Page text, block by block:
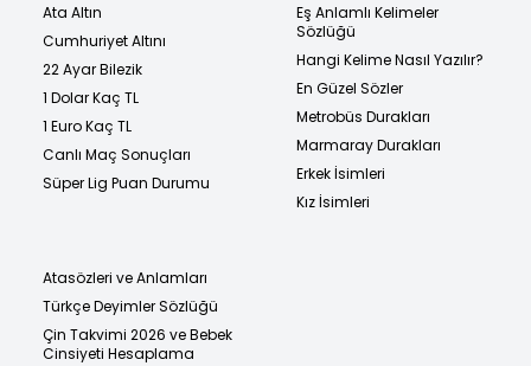
Ata Altın
Cumhuriyet Altını
22 Ayar Bilezik
1 Dolar Kaç TL
1 Euro Kaç TL
Canlı Maç Sonuçları
Süper Lig Puan Durumu
Eş Anlamlı Kelimeler
Sözlüğü
Hangi Kelime Nasıl Yazılır?
En Güzel Sözler
Metrobüs Durakları
Marmaray Durakları
Erkek İsimleri
Kız İsimleri
Atasözleri ve Anlamları
Türkçe Deyimler Sözlüğü
Çin Takvimi 2026 ve Bebek
Cinsiyeti Hesaplama